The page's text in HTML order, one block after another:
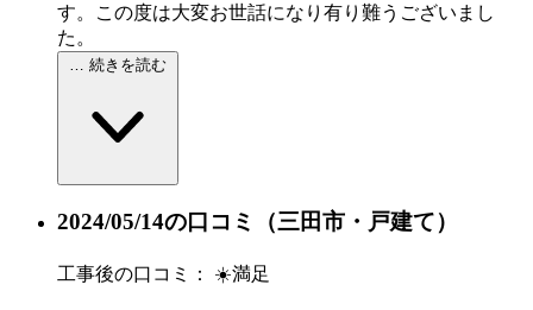
す。この度は大変お世話になり有り難うございまし
た。
… 続きを読む
2024/05/14の口コミ （三田市・戸建て）
工事後の口コミ： ☀️満足